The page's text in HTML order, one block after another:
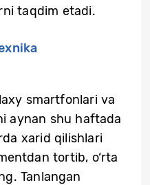
taqdim etadi.
smartfonlari va
aynan shu haftada
xarid qilishlari
tortib, o‘rta
Tanlangan